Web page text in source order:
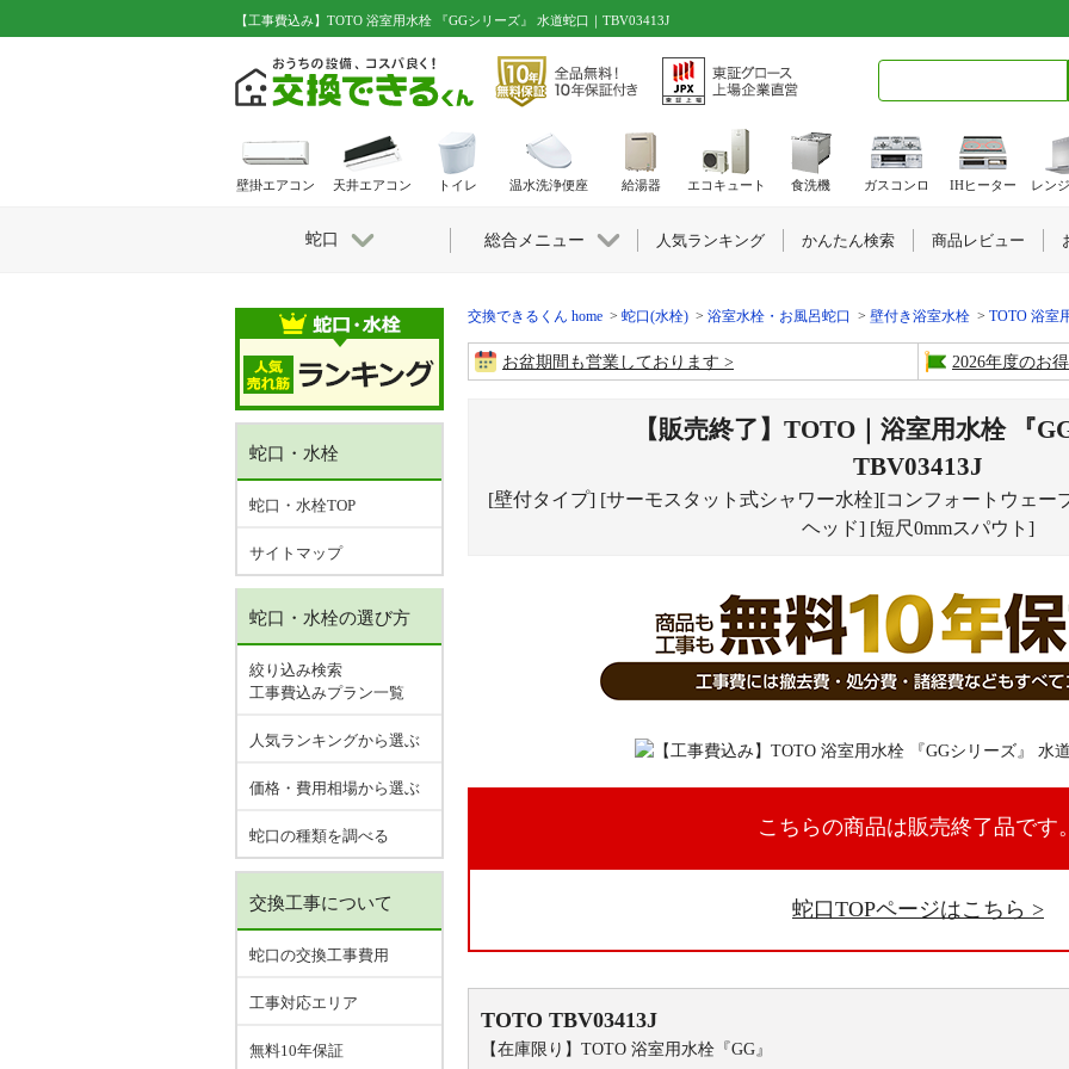
【工事費込み】TOTO 浴室用水栓 『GGシリーズ』 水道蛇口｜TBV03413J
交換できるくん home 蛇口(水栓) 浴室水栓・お風呂蛇口 壁付き浴室水栓 TOTO 浴室
お盆期間も営業しております 2026年度のお
【販売終了】TOTO｜浴室用水栓 『
TBV03413J
[壁付タイプ] [サーモスタット式シャワー水栓][コンフォートウェー
ヘッド] [短尺0mmスパウト]
こちらの商品は販売終了品です
蛇口TOPページはこちら
TOTO TBV03413J
【在庫限り】TOTO 浴室用水栓『GG』
蛇口・水栓
蛇口・水栓TOP
サイトマップ
蛇口・水栓の選び方
絞り込み検索
工事費込みプラン一覧
人気ランキングから選ぶ
価格・費用相場から選ぶ
蛇口の種類を調べる
交換工事について
蛇口の交換工事費用
工事対応エリア
無料10年保証
壁掛エアコン 天井エアコン トイレ 温水洗浄便座 給湯器 エコキュート 食洗機 ガスコンロ IHヒーター レン
蛇口 総合メニュー 人気ランキング かんたん検索 商品レビュー